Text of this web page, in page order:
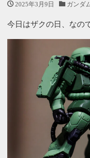
2025年3月9日 ガンダ
今日はザクの日、なの